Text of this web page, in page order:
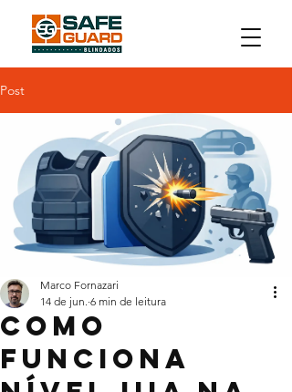
Post
Como
funciona
Marco Fornazari
14 de jun. 6 min de leitura